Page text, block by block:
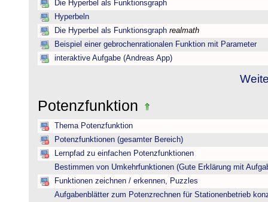
Die Hyperbel als Funktionsgraph
Hyperbeln
Die Hyperbel als Funktionsgraph realmath
Beispiel einer gebrochenrationalen Funktion mit Parameter
interaktive Aufgabe (Andreas App)
Potenzfunktion
Thema Potenzfunktion
Potenzfunktionen (gesamter Bereich)
Lernpfad zu einfachen Potenzfunktionen
Bestimmen von Umkehrfunktionen (Gute Erklärung mit
Funktionen zeichnen / erkennen, Puzzles
Aufgabenblätter zum Potenzrechnen für Stationenbetrieb